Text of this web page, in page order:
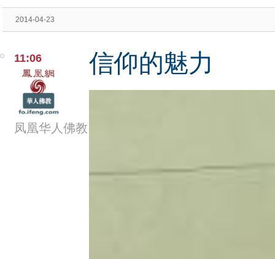
2014-04-23
11:06
凤凰华人佛教
信仰的魅力